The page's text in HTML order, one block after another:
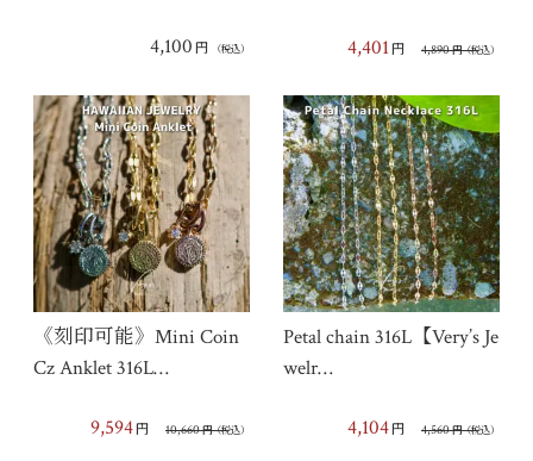
4,100 円 （税込） 4,890円（税込）
4,401 円
《刻印可能》Mini Coin
Cz Anklet 316L…
10,660円（税込）
9,594円
Petal chain 316L【Very’s Je
welr…
4,560円（税込）
4,104円